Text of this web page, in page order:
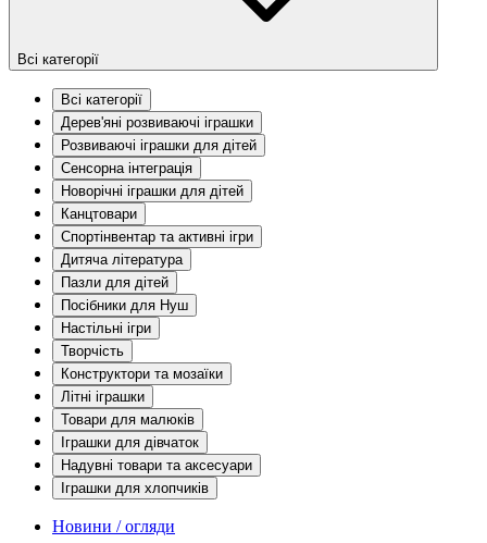
Всі категорії
Всі категорії
Дерев'яні розвиваючі іграшки
Розвиваючі іграшки для дітей
Сенсорна інтеграція
Новорічні іграшки для дітей
Канцтовари
Спортінвентар та активні ігри
Дитяча література
Пазли для дітей
Посібники для Нуш
Настільні ігри
Творчість
Конструктори та мозаїки
Літні іграшки
Товари для малюків
Іграшки для дівчаток
Надувні товари та аксесуари
Іграшки для хлопчиків
Новини / огляди